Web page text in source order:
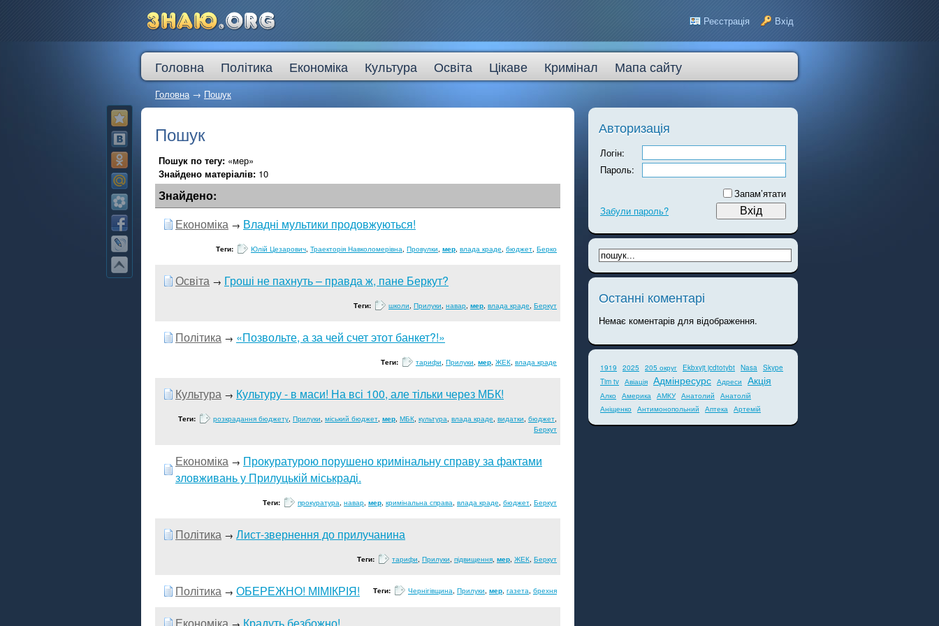
Реєстрація Вхід
Головна Політика Економіка Культура Освіта Цікаве Кримінал Мапа сайту
Головна→ Пошук
Пошук
Пошук по тегу: «мер»
Знайдено матеріалів: 10
Знайдено:
Економіка → Владні мультики продовжуються!
Теги: Юлій Цезарович, Траекторія Навколомерівна, Провулки, мер, влада краде, бюджет, Берко
Освіта → Гроші не пахнуть – правда ж, пане Беркут?
Теги: школи, Прилуки, навар, мер, влада краде, Беркут
Політика → «Позвольте, а за чей счет этот банкет?!»
Теги: тарифи, Прилуки, мер, ЖЕК, влада краде
Культура → Культуру - в маси! На всі 100, але тільки через МБК!
Теги: розкрадання бюджету, Прилуки, міський бюджет, мер, МБК, культура, влада краде, видатки, бюджет,
Беркут
Економіка → Прокуратурою порушено кримінальну справу за фактами
зловживань у Прилуцькій міськраді.
Теги: прокуратура, навар, мер, кримінальна справа, влада краде, бюджет, Беркут
Політика → Лист-звернення до прилучанина
Теги: тарифи, Прилуки, підвищення, мер, ЖЕК, Беркут
Політика → ОБЕРЕЖНО! МІМIКРІЯ! Теги: Чернігівщина, Прилуки, мер, газета, брехня
Авторизація
Логін:
Пароль:
Запам’ятати
Забули пароль?
Останні коментарі
Немає коментарів для відображення.
1919 2025 205 округ Ekbxyjt jcdtotybt Nasa Skype
Tim tv Авіація Адмінресурс Адреси Акція
Алко Америка АМКУ Анатолий
Анатолій
Аніщенко Антимонопольний Аптека Артемій